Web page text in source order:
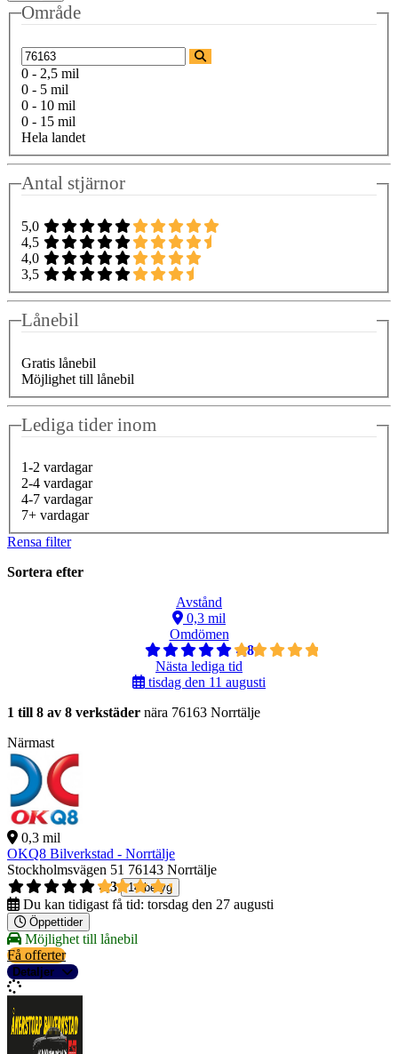
Område
0 - 2,5 mil
0 - 5 mil
0 - 10 mil
0 - 15 mil
Hela landet
Antal stjärnor
5,0
4,5
4,0
3,5
Lånebil
Gratis lånebil
Möjlighet till lånebil
Lediga tider inom
1-2 vardagar
2-4 vardagar
4-7 vardagar
7+ vardagar
Rensa filter
Sortera efter
Avstånd
0,3 mil
Omdömen
4,8
Nästa lediga tid
tisdag den 11 augusti
1 till 8 av 8 verkstäder nära 76163 Norrtälje
Närmast
0,3 mil
OKQ8 Bilverkstad - Norrtälje
Stockholmsvägen 51 76143 Norrtälje
4,3
14 betyg
Du kan tidigast få tid: torsdag den 27 augusti
Öppettider
Möjlighet till lånebil
Få offerter
Detaljer